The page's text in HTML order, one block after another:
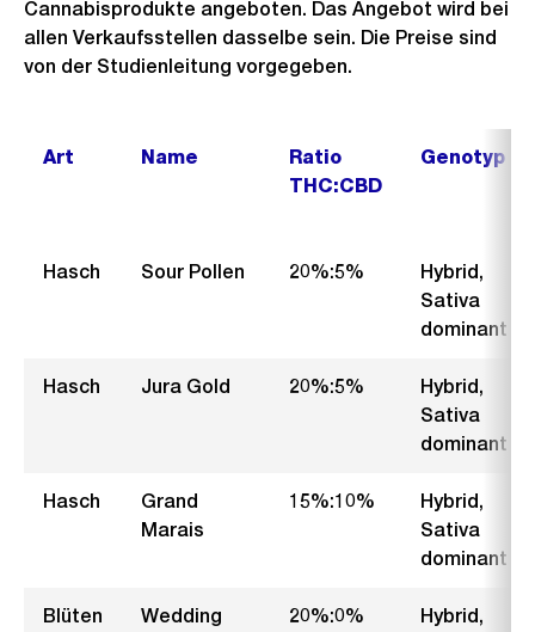
Cannabisprodukte angeboten. Das Angebot wird bei
allen Verkaufsstellen dasselbe sein. Die Preise sind
von der Studienleitung vorgegeben.
Art Name
Ratio
THC:CBD
Genotyp
Hasch Sour Pollen 20%:5%
Hybrid,
Sativa
dominant
Hasch Jura Gold 20%:5%
Hybrid,
Sativa
dominant
Hasch
Grand
Marais
15%:10%
Hybrid,
Sativa
dominant
Blüten
Wedding
20%:0%
Hybrid,